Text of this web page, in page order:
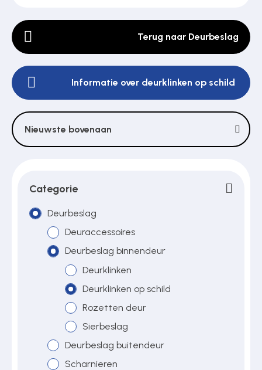
Pulsgevers
Sloten
Toegangscontrole
Over ons
Contact
Terug naar Deurbeslag
Informatie over deurklinken op schild
Nieuwste bovenaan
Categorie
Deurbeslag
Deuraccessoires
Deurbeslag binnendeur
Deurklinken
Deurklinken op schild
Rozetten deur
Sierbeslag
Deurbeslag buitendeur
Scharnieren